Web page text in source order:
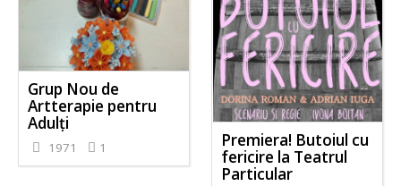
Grup Nou de
Artterapie pentru
Adulți
1971 1
Premiera! Butoiul cu
fericire la Teatrul
Particular